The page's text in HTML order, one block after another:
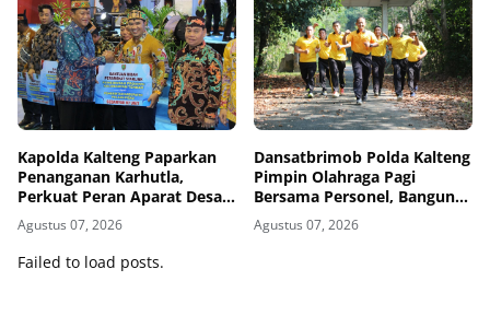
Kapolda Kalteng Paparkan
Penanganan Karhutla,
Perkuat Peran Aparat Desa
dalam Pencegahan
Agustus 07, 2026
Dansatbrimob Polda Kalteng
Pimpin Olahraga Pagi
Bersama Personel, Bangun
Kebersamaan Lewat Lari ke
Bukit Baranahu
Agustus 07, 2026
Failed to load posts.